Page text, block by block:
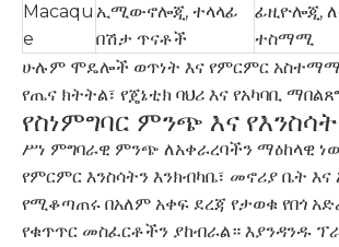
Macaqu
e
ኢሚውኖሎጂ, ተላላፊ
በሽታ ጥናቶች
ፊዚዮሎጂ,
ተስማሚ
ሁሉም ሞዴሎች ወጥነት እና የምርምር
የጤና ክትትል፣ የጄኔቲክ ባህሪ እና የአካባቢ
የስነምግባር ምንጭ እና
ሥነ ምግባራዊ ምንጭ ለአቀራረባችን ማዕከላዊ
የምርምር እንስሳትን እንክብካቤ፣ መኖሪያ ቤት
የሚቆጣጠሩ በአለም አቀፍ ደረጃ የታወቁ የበጎ
የቁጥጥር መስፈርቶችን ያከብራል። እያንዳንዱ